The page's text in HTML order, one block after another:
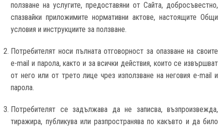
ползване на услугите, предоставяни от Сайта, добросъвестно,
спазвайки приложимите нормативни актове, настоящите Общи
условия и инструкциите за ползване.
Потребителят носи пълната отговорност за опазване на своите
e-mail и парола, както и за всички действия, които се извършват
от него или от трето лице чрез използване на неговия e-mail и
парола.
Потребителят се задължава да не записва, възпроизвежда,
тиражира, публикува или разпространява по какъвто и да било